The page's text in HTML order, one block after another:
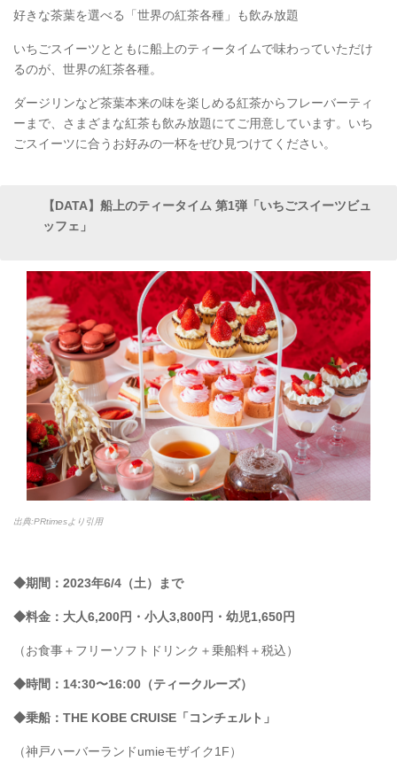
好きな茶葉を選べる「世界の紅茶各種」も飲み放題
いちごスイーツとともに船上のティータイムで味わっていただけ
るのが、世界の紅茶各種。
ダージリンなど茶葉本来の味を楽しめる紅茶からフレーバーティ
ーまで、さまざまな紅茶も飲み放題にてご用意しています。いち
ごスイーツに合うお好みの一杯をぜひ見つけてください。
【DATA】船上のティータイム 第1弾「いちごスイーツビュ
ッフェ」
出典:PRtimesより引用
◆期間：2023年6/4（土）まで
◆料金：大人6,200円・小人3,800円・幼児1,650円
（お食事＋フリーソフトドリンク＋乗船料＋税込）
◆時間：14:30〜16:00（ティークルーズ）
◆乗船：THE KOBE CRUISE「コンチェルト」
（神戸ハーバーランドumieモザイク1F）